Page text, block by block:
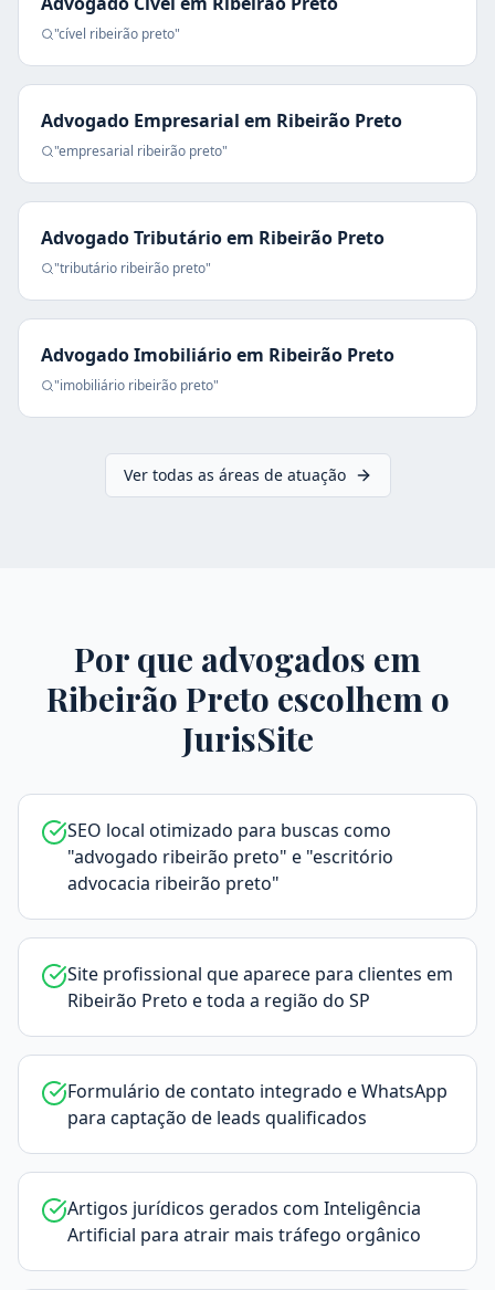
"cível ribeirão preto"
Advogado Empresarial em Ribeirão Preto
"empresarial ribeirão preto"
Advogado Tributárioem Ribeirão Preto
"tributário ribeirão preto"
Advogado Imobiliárioem Ribeirão Preto
"imobiliário ribeirão preto"
Ver todas as áreas de atuação
Por que advogados em
Ribeirão Preto escolhem o
JurisSite
SEO local otimizado para buscas como
"advogado ribeirão preto" e "escritório
advocacia ribeirão preto"
Site profissional que aparece para clientes em
Ribeirão Preto e toda a região do SP
Formulário de contato integrado e WhatsApp
para captação de leads qualificados
Artigos jurídicos gerados com Inteligência
Artificial para atrair mais tráfego orgânico